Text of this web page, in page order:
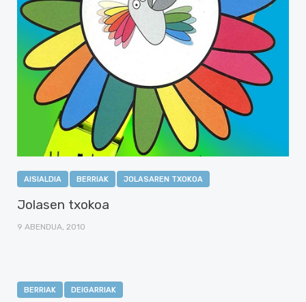
AISIALDIA BERRIAK JOLASAREN TXOKOA
Jolasen txokoa
9 ABENDUA, 2010
BERRIAK DEIGARRIAK